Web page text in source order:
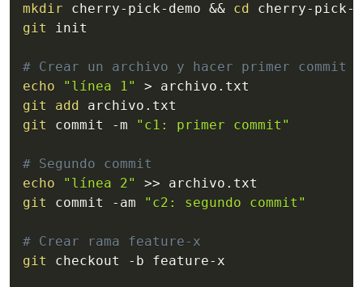
mkdir cherry-pick-demo && cd
git
init
# Crear un archivo y hacer primer commit
echo
"línea 1" >
git
add
git
commit -m "c1: primer commit"
# Segundo commit
echo
"línea 2" >>
git
commit -am "c2: segundo commit"
# Crear rama feature-x
git
checkout -b feature-x